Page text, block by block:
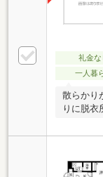
礼金な
一人暮
散らかり
りに脱衣